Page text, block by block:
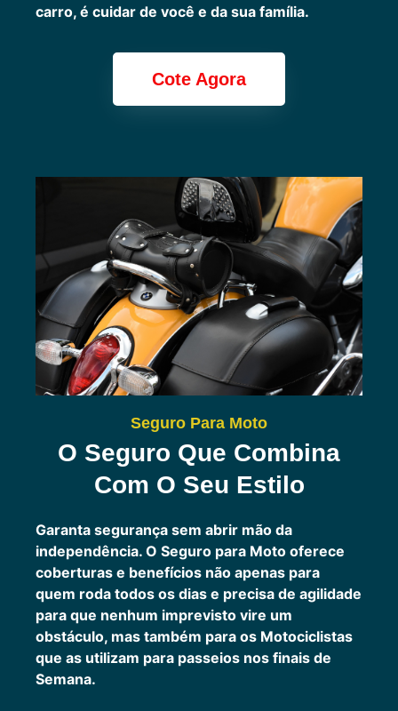
carro, é cuidar de você e da sua família.
Cote Agora
Seguro Para Moto
O Seguro Que Combina
Com O Seu Estilo
Garanta segurança sem abrir mão da
independência. O Seguro para Moto oferece
coberturas e benefícios não apenas para
quem roda todos os dias e precisa de agilidade
para que nenhum imprevisto vire um
obstáculo, mas também para os Motociclistas
que as utilizam para passeios nos finais de
Semana.